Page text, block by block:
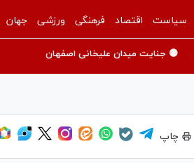
سیاست اقتصاد فرهنگی ورزشی جهان
🟡 جنایت میدان علیخانی اصفهان
چاپ